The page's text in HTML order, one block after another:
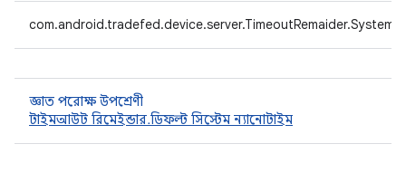
জ্ঞাত পরোক্ষ উপশ্রেণী
টাইমআউট রিমেইন্ডার.ডিফল্ট সিস্টেম ন্যানোটাইম